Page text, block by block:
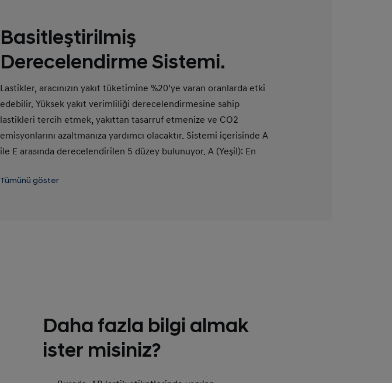
Basitleştirilmiş
Derecelendirme Sistemi.
Lastikler, aracınızın yakıt tüketimine %20’ye varan oranlarda etki
edebilir. Yüksek yakıt verimliliği derecelendirmesine sahip
lastikleri tercih etmek, yakıttan tasarruf etmenize ve CO2
emisyonlarını azaltmanıza yardımcı olacaktır. Sistemi içerisinde A
ile E arasında derecelendirilen 5 düzey bulunuyor. A (Yeşil): En
Yakıt verimliliğini ve ıslak yüzeyde yol tutuşunu ideal hâle
Tümünü göster
Daha fazla bilgi almak
ister misiniz?